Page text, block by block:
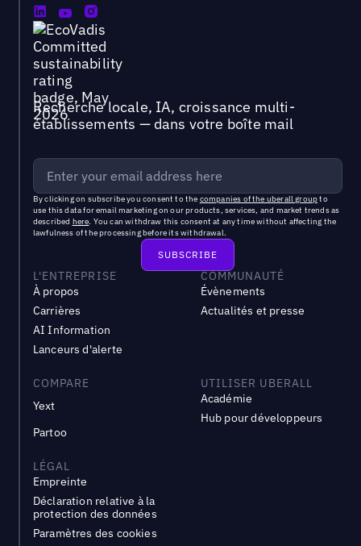
Recherche locale, IA, croissance multi-
établissements — dans votre boîte mail
By clicking on subscribe you consent to the companies of the uberall groupto
use this data for email marketing on our products, services, and market trends as
described here. You can withdraw this consent at any time without affecting the
lawfulness of the processing before its withdrawal.
L'ENTREPRISE
À propos
Carrières
AI Information
Lanceurs d'alerte
COMMUNAUTÉ
Évènements
Actualités et presse
COMPARE
Yext
Partoo
UTILISER UBERALL
Académie
Hub pour développeurs
LÉGAL
Empreinte
Déclaration relative à la
protection des données
Paramètres des cookies